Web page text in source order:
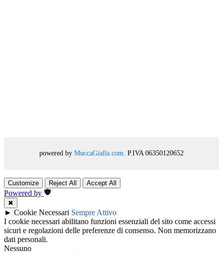
powered by MuccaGialla.com. P.IVA 06350120652
Customize Reject All Accept All
Powered by
✖
► Cookie Necessari Sempre Attivo
I cookie necessari abilitano funzioni essenziali del sito come accessi
sicuri e regolazioni delle preferenze di consenso. Non memorizzano
dati personali.
Nessuno